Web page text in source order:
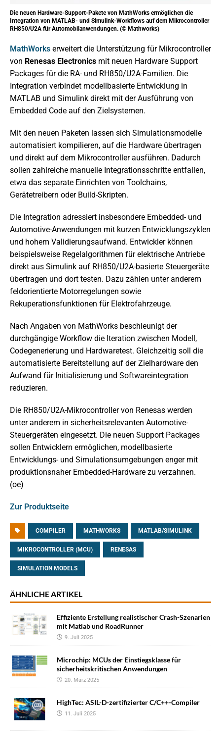
Die neuen Hardware-Support-Pakete von MathWorks ermöglichen die
Integration von MATLAB- und Simulink-Workflows auf dem Mikrocontroller
RH850/U2A für Automobilanwendungen. (© Mathworks)
MathWorks erweitert die Unterstützung für Mikrocontroller
von Renesas Electronics mit neuen Hardware Support
Packages für die RA- und RH850/U2A-Familien. Die
Integration verbindet modellbasierte Entwicklung in
MATLAB und Simulink direkt mit der Ausführung von
Embedded Code auf den Zielsystemen.
Mit den neuen Paketen lassen sich Simulationsmodelle
automatisiert kompilieren, auf die Hardware übertragen
und direkt auf dem Mikrocontroller ausführen. Dadurch
sollen zahlreiche manuelle Integrationsschritte entfallen,
etwa das separate Einrichten von Toolchains,
Gerätetreibern oder Build-Skripten.
Die Integration adressiert insbesondere Embedded- und
Automotive-Anwendungen mit kurzen Entwicklungszyklen
und hohem Validierungsaufwand. Entwickler können
beispielsweise Regelalgorithmen für elektrische Antriebe
direkt aus Simulink auf RH850/U2A-basierte Steuergeräte
übertragen und dort testen. Dazu zählen unter anderem
feldorientierte Motorregelungen sowie
Rekuperationsfunktionen für Elektrofahrzeuge.
Nach Angaben von MathWorks beschleunigt der
durchgängige Workflow die Iteration zwischen Modell,
Codegenerierung und Hardwaretest. Gleichzeitig soll die
automatisierte Bereitstellung auf der Zielhardware den
Aufwand für Initialisierung und Softwareintegration
reduzieren.
Die RH850/U2A-Mikrocontroller von Renesas werden
unter anderem in sicherheitsrelevanten Automotive-
Steuergeräten eingesetzt. Die neuen Support Packages
sollen Entwicklern ermöglichen, modellbasierte
Entwicklungs- und Simulationsumgebungen enger mit
produktionsnaher Embedded-Hardware zu verzahnen.
(oe)
Zur Produktseite
COMPILER MATHWORKS MATLAB/SIMULINK
MIKROCONTROLLER (MCU) RENESAS
SIMULATION MODELS
ÄHNLICHE ARTIKEL
Effiziente Erstellung realistischer Crash-Szenarien
mit Matlab und RoadRunner
9. Juli 2025
Microchip: MCUs der Einstiegsklasse für
sicherheitskritischen Anwendungen
20. März 2025
HighTec: ASIL-D-zertifizierter C/C++-Compiler
11. Juli 2025